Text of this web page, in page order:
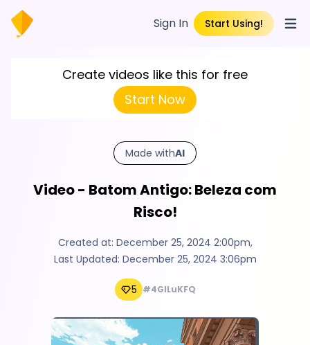
Sign In Start Using!
Create videos like this for free
Start Now
Made withAI
Video - Batom Antigo: Beleza com
Risco!
Created at: December 25, 2024 2:00pm,
Last Updated: December 25, 2024 3:06pm
5 #4GILuKFQ